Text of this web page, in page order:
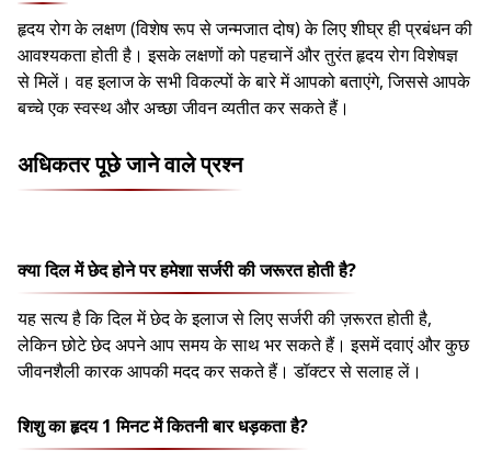
हृदय रोग के लक्षण (विशेष रूप से जन्मजात दोष) के लिए शीघ्र ही प्रबंधन की
आवश्यकता होती है। इसके लक्षणों को पहचानें और तुरंत हृदय रोग विशेषज्ञ
से मिलें। वह इलाज के सभी विकल्पों के बारे में आपको बताएंगे, जिससे आपके
बच्चे एक स्वस्थ और अच्छा जीवन व्यतीत कर सकते हैं।
अधिकतर पूछे जाने वाले प्रश्न
क्या दिल में छेद होने पर हमेशा सर्जरी की जरूरत होती है?
यह सत्य है कि दिल में छेद के इलाज से लिए सर्जरी की ज़रूरत होती है,
लेकिन छोटे छेद अपने आप समय के साथ भर सकते हैं। इसमें दवाएं और कुछ
जीवनशैली कारक आपकी मदद कर सकते हैं। डॉक्टर से सलाह लें।
शिशु का हृदय 1 मिनट में कितनी बार धड़कता है?